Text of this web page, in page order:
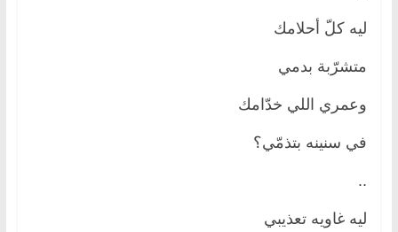
ليه كلّ أحلامك
متشرّبة بدمي
وعمري اللي خدّامك
في سنينه بتذمّي؟
..
ليه غاويه تعذيبي